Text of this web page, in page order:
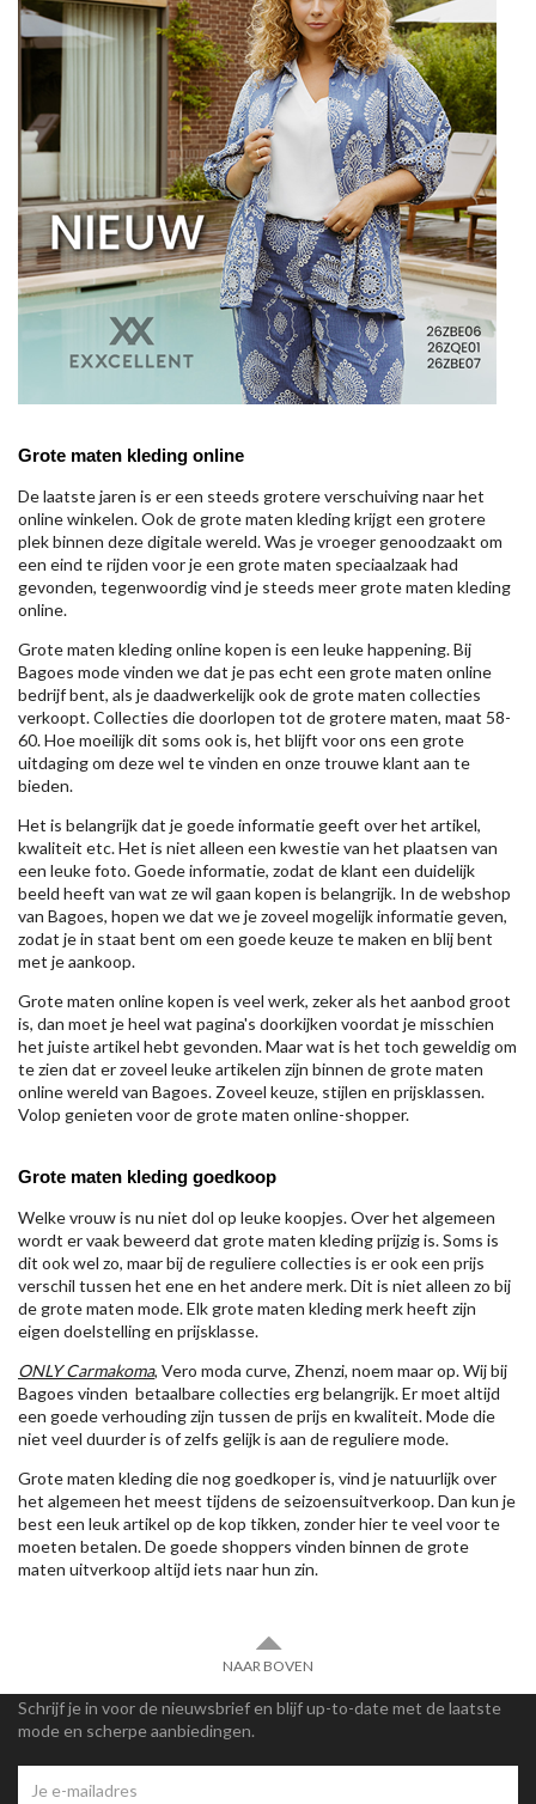
Grote maten kleding online
De laatste jaren is er een steeds grotere verschuiving naar het
online winkelen. Ook de grote maten kleding krijgt een grotere
plek binnen deze digitale wereld. Was je vroeger genoodzaakt om
een eind te rijden voor je een grote maten speciaalzaak had
gevonden, tegenwoordig vind je steeds meer grote maten kleding
online.
Grote maten kleding online kopen is een leuke happening. Bij
Bagoes mode vinden we dat je pas echt een grote maten online
bedrijf bent, als je daadwerkelijk ook de grote maten collecties
verkoopt. Collecties die doorlopen tot de grotere maten, maat 58-
60. Hoe moeilijk dit soms ook is, het blijft voor ons een grote
uitdaging om deze wel te vinden en onze trouwe klant aan te
bieden.
Het is belangrijk dat je goede informatie geeft over het artikel,
kwaliteit etc. Het is niet alleen een kwestie van het plaatsen van
een leuke foto. Goede informatie, zodat de klant een duidelijk
beeld heeft van wat ze wil gaan kopen is belangrijk. In de webshop
van Bagoes, hopen we dat we je zoveel mogelijk informatie geven,
zodat je in staat bent om een goede keuze te maken en blij bent
met je aankoop.
Grote maten online kopen is veel werk, zeker als het aanbod groot
is, dan moet je heel wat pagina's doorkijken voordat je misschien
het juiste artikel hebt gevonden. Maar wat is het toch geweldig om
te zien dat er zoveel leuke artikelen zijn binnen de grote maten
online wereld van Bagoes. Zoveel keuze, stijlen en prijsklassen.
Volop genieten voor de grote maten online-shopper.
Grote maten kleding goedkoop
Welke vrouw is nu niet dol op leuke koopjes. Over het algemeen
wordt er vaak beweerd dat grote maten kleding prijzig is. Soms is
dit ook wel zo, maar bij de reguliere collecties is er ook een prijs
verschil tussen het ene en het andere merk. Dit is niet alleen zo bij
de grote maten mode. Elk grote maten kleding merk heeft zijn
eigen doelstelling en prijsklasse.
ONLY Carmakoma, Vero moda curve, Zhenzi, noem maar op. Wij bij
Bagoes vinden betaalbare collecties erg belangrijk. Er moet altijd
een goede verhouding zijn tussen de prijs en kwaliteit. Mode die
niet veel duurder is of zelfs gelijk is aan de reguliere mode.
Grote maten kleding die nog goedkoper is, vind je natuurlijk over
het algemeen het meest tijdens de seizoensuitverkoop. Dan kun je
best een leuk artikel op de kop tikken, zonder hier te veel voor te
moeten betalen. De goede shoppers vinden binnen de grote
maten uitverkoop altijd iets naar hun zin.
NAAR BOVEN
Schrijf je in voor de nieuwsbrief en blijf up-to-date met de laatste
mode en scherpe aanbiedingen.